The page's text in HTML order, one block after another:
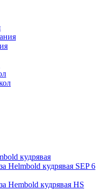
кудрявая
Helmbold кудрявая SEP 6
Hembold кудрявая HS